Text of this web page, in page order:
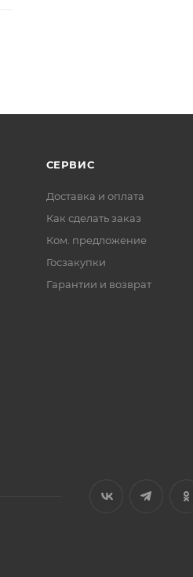
СЕРВИС
Доставка и оплата
Как сделать заказ
Ком. предложение
Госзакупки
Гарантии и возврат